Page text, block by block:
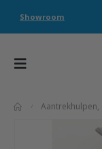
Showroom
Aantrekhulpen,